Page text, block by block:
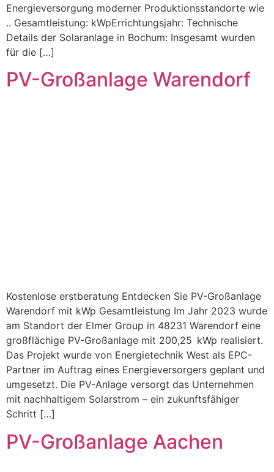
Energieversorgung moderner Produktionsstandorte wie
.. Gesamtleistung: kWpErrichtungsjahr: Technische
Details der Solaranlage in Bochum: Insgesamt wurden
für die […]
PV-Großanlage Warendorf
Kostenlose erstberatung Entdecken Sie PV-Großanlage
Warendorf mit kWp Gesamtleistung Im Jahr 2023 wurde
am Standort der Elmer Group in 48231 Warendorf eine
großflächige PV-Großanlage mit 200,25 kWp realisiert.
Das Projekt wurde von Energietechnik West als EPC-
Partner im Auftrag eines Energieversorgers geplant und
umgesetzt. Die PV-Anlage versorgt das Unternehmen
mit nachhaltigem Solarstrom – ein zukunftsfähiger
Schritt […]
PV-Großanlage Aachen